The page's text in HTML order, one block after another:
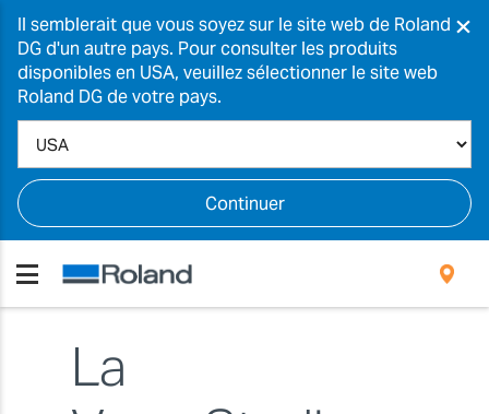
Il semblerait que vous soyez sur le site web de Roland
DG d'un autre pays. Pour consulter les produits
disponibles en USA, veuillez sélectionner le site web
Roland DG de votre pays.
Continuer
×
La